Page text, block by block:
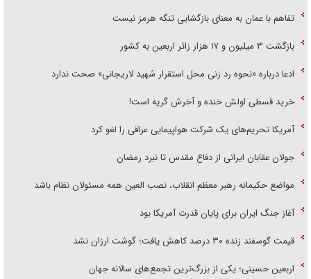
تفاهم با عمان به معنای بازگشایی تنگه هرمز نیست
بازگشت ۳ میلیون و ۱۷ هزار زائر اربعین به کشور
ادعا درباره «نحوه رد زنی محل استقرار شهید لاریجانی» صحت ندارد
خرید قسطی اولش خنده و آخرش گریه است!
آمریکا تحریم‌های یک شرکت هواپیمایی عراقی را لغو کرد
جولان عقابان ایرانی از دفاع مقدس تا نبرد رمضان
مواضع حکیمانه رهبر معظم انقلاب، نصب العین همه مسئولان نظام باشد
آغاز جنگ ایران برای پایان قدرت آمریکا بود
قیمت گوسفند زنده ۳۰ درصد کاهش یافت؛ گوشت ارزان نشد
اربعین حسینی؛ یکی از بزرگ‌ترین تجمع‌های سالانه جهان